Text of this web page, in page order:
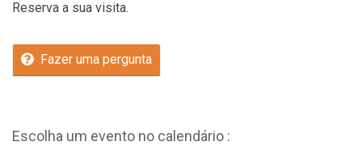
Reserva a sua visita.
Fazer uma pergunta
Escolha um evento no calendário :